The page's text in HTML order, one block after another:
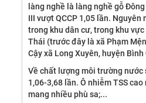
làng nghề là làng nghề gỗ
III vượt QCCP 1,05 lần.
trong khu dân cư, trong khu
Thái (trước đây là xã Phạm
Cậy xã Long Xuyên, huyện
Về chất lượng môi trường nước
1,06-3,68 lần. Ô nhiễm TSS
mang nhiều phù sa;...